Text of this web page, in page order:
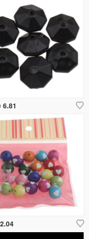
2.04
6.81